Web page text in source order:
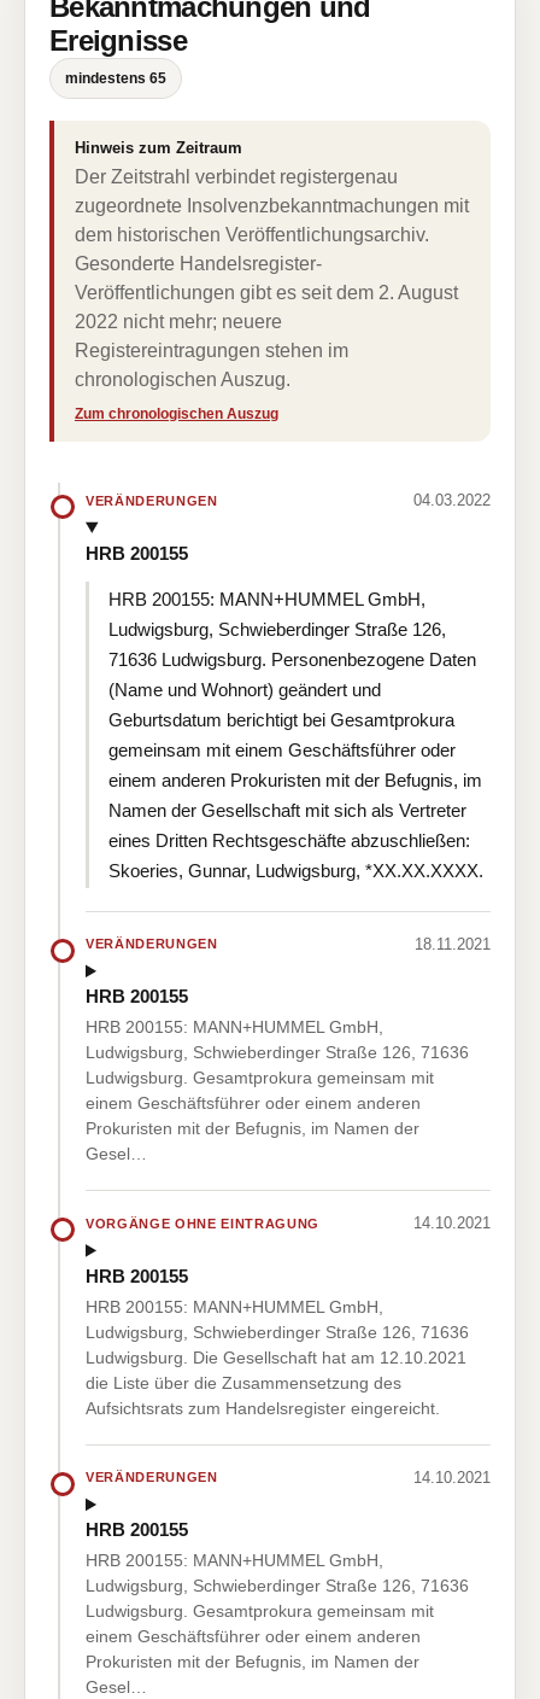
Bekanntmachungen und
Ereignisse
mindestens 65
Hinweis zum Zeitraum
Der Zeitstrahl verbindet registergenau
zugeordnete Insolvenzbekanntmachungen mit
dem historischen Veröffentlichungsarchiv.
Gesonderte Handelsregister-
Veröffentlichungen gibt es seit dem 2. August
2022 nicht mehr; neuere
Registereintragungen stehen im
chronologischen Auszug.
Zum chronologischen Auszug
VERÄNDERUNGEN 04.03.2022
HRB 200155
HRB 200155: MANN+HUMMEL GmbH,
Ludwigsburg, Schwieberdinger Straße 126,
71636 Ludwigsburg. Personenbezogene Daten
(Name und Wohnort) geändert und
Geburtsdatum berichtigt bei Gesamtprokura
gemeinsam mit einem Geschäftsführer oder
einem anderen Prokuristen mit der Befugnis, im
Namen der Gesellschaft mit sich als Vertreter
eines Dritten Rechtsgeschäfte abzuschließen:
Skoeries, Gunnar, Ludwigsburg, *XX.XX.XXXX.
VERÄNDERUNGEN 18.11.2021
HRB 200155
HRB 200155: MANN+HUMMEL GmbH,
Ludwigsburg, Schwieberdinger Straße 126, 71636
Ludwigsburg. Gesamtprokura gemeinsam mit
einem Geschäftsführer oder einem anderen
Prokuristen mit der Befugnis, im Namen der
Gesel…
VORGÄNGE OHNE EINTRAGUNG 14.10.2021
HRB 200155
HRB 200155: MANN+HUMMEL GmbH,
Ludwigsburg, Schwieberdinger Straße 126, 71636
Ludwigsburg. Die Gesellschaft hat am 12.10.2021
die Liste über die Zusammensetzung des
Aufsichtsrats zum Handelsregister eingereicht.
VERÄNDERUNGEN 14.10.2021
HRB 200155
HRB 200155: MANN+HUMMEL GmbH,
Ludwigsburg, Schwieberdinger Straße 126, 71636
Ludwigsburg. Gesamtprokura gemeinsam mit
einem Geschäftsführer oder einem anderen
Prokuristen mit der Befugnis, im Namen der
Gesel…